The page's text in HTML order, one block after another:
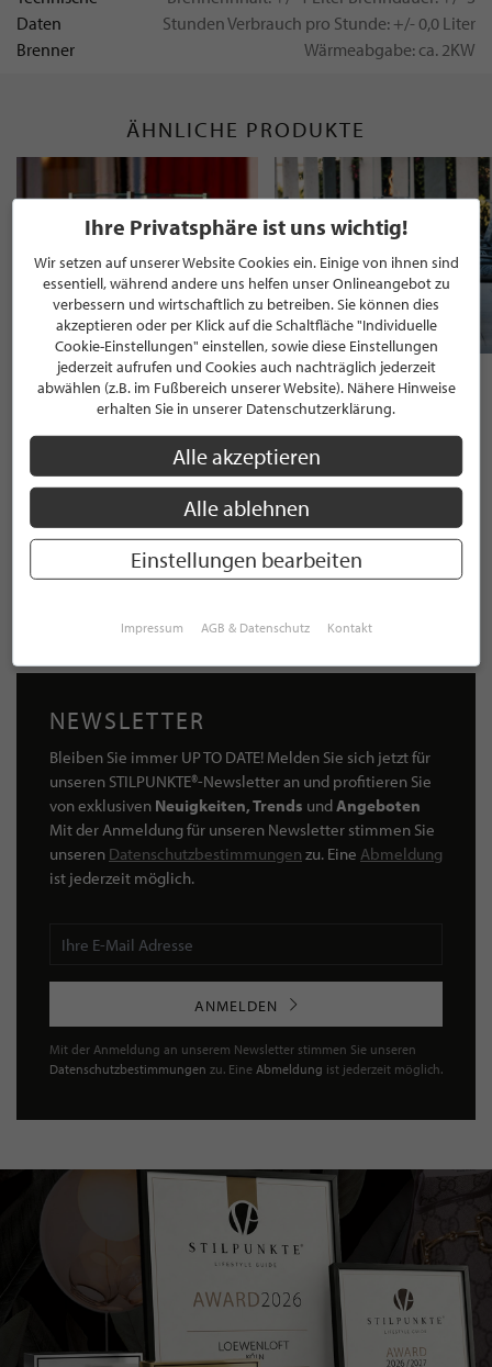
Daten
Brenner
Stunden Verbrauch pro Stunde: +/- 0,0 Liter
Wärmeabgabe: ca. 2KW
ÄHNLICHE PRODUKTE
Exklusiver Grilltisch
10.999,00 €
NEWSLETTER
Bleiben Sie immer UP TO DATE! Melden Sie sich jetzt für
unseren STILPUNKTE®-Newsletter an und profitieren Sie
von exklusiven Neuigkeiten, Trends undAngeboten
Mit der Anmeldung für unseren Newsletter stimmen Sie
unseren Datenschutzbestimmungen zu. Eine Abmeldung
ist jederzeit möglich.
ANMELDEN
Mit der Anmeldung an unserem Newsletter stimmen Sie unseren
Datenschutzbestimmungen zu. Eine Abmeldung ist jederzeit möglich.
Ihre Privatsphäre ist uns wichtig!
Wir setzen auf unserer Website Cookies ein. Einige von ihnen sind
essentiell, während andere uns helfen unser Onlineangebot zu
verbessern und wirtschaftlich zu betreiben. Sie können dies
akzeptieren oder per Klick auf die Schaltfläche "Individuelle
Cookie-Einstellungen" einstellen, sowie diese Einstellungen
jederzeit aufrufen und Cookies auch nachträglich jederzeit
abwählen (z.B. im Fußbereich unserer Website). Nähere Hinweise
erhalten Sie in unserer Datenschutzerklärung.
Alle akzeptieren
Alle ablehnen
Einstellungen bearbeiten
Impressum AGB & Datenschutz Kontakt